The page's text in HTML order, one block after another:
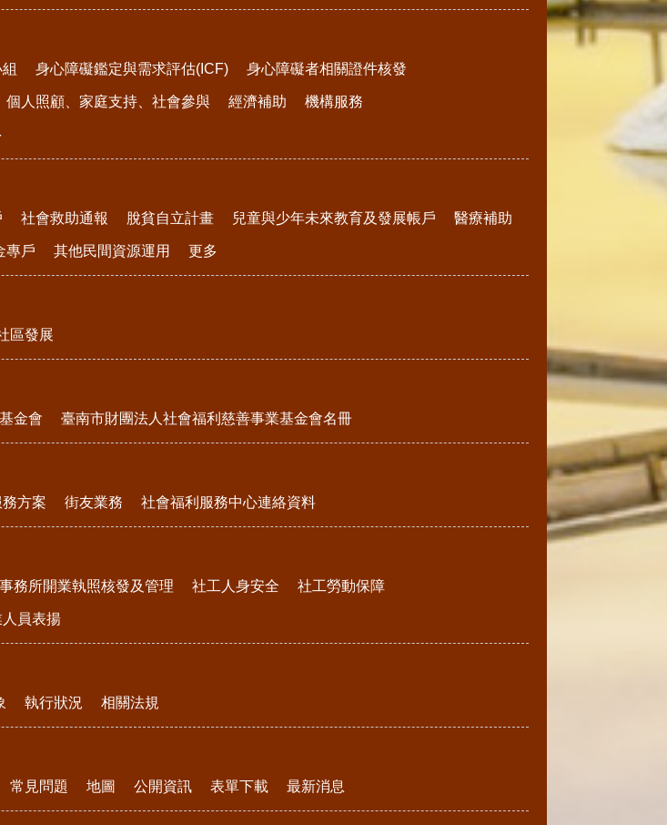
身心障礙鑑定與需求評估(ICF) 身心障礙者相關證件核發
個人照顧、家庭支持、社會參與 經濟補助 機構服務
社會救助通報 脫貧自立計畫 兒童與少年未來教育及發展帳戶 醫療補助
專戶 其他民間資源運用 更多
區發展
金會 臺南市財團法人社會福利慈善事業基金會名冊
方案 街友業務 社會福利服務中心連絡資料
務所開業執照核發及管理 社工人身安全 社工勞動保障
員表揚
執行狀況 相關法規
常見問題 地圖 公開資訊 表單下載 最新消息